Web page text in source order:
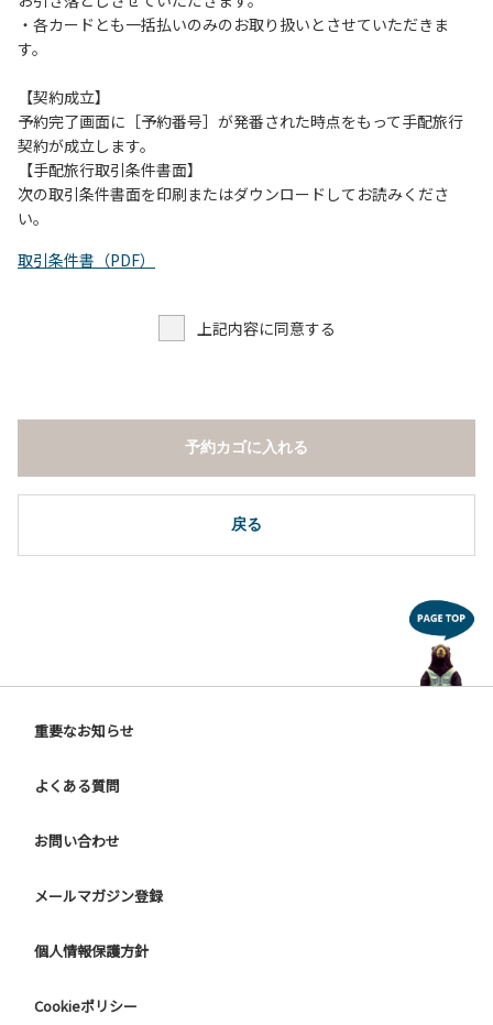
・各カードとも一括払いのみのお取り扱いとさせていただきま
す。
【契約成立】
予約完了画面に［予約番号］が発番された時点をもって手配旅行
契約が成立します。
【手配旅行取引条件書面】
次の取引条件書面を印刷またはダウンロードしてお読みくださ
い。
取引条件書（PDF）
上記内容に同意する
戻る
予約カゴに入れる
重要なお知らせ
よくある質問
お問い合わせ
メールマガジン登録
個人情報保護方針
Cookieポリシー